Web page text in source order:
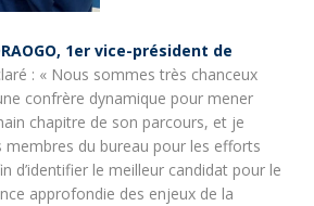
1er vice-président de
: « Nous sommes très chanceux
confrère dynamique pour mener
chapitre de son parcours, et je
membres du bureau pour les efforts
d’identifier le meilleur candidat pour le
approfondie des enjeux de la